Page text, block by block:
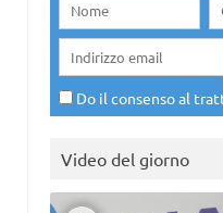
Do il consenso al
Video del giorno